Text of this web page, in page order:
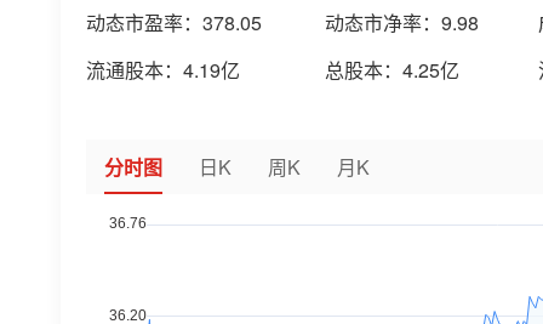
动态市盈率： 378.05 动态市净率： 9.98
流通股本： 4.19亿 总股本： 4.25亿
分时图 日K 周K 月K